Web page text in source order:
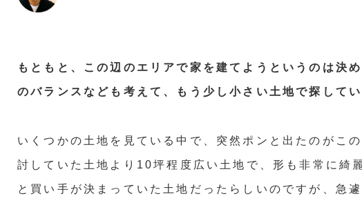
もともと、この辺のエリアで家を建てようというのは決
のバランスなども考えて、もう少し小さい土地で探してい
いくつかの土地を見ている中で、突然ポンと出たのがこ
討していた土地より10坪程度広い土地で、形も非常に綺
と買い手が決まっていた土地だったらしいのですが、急